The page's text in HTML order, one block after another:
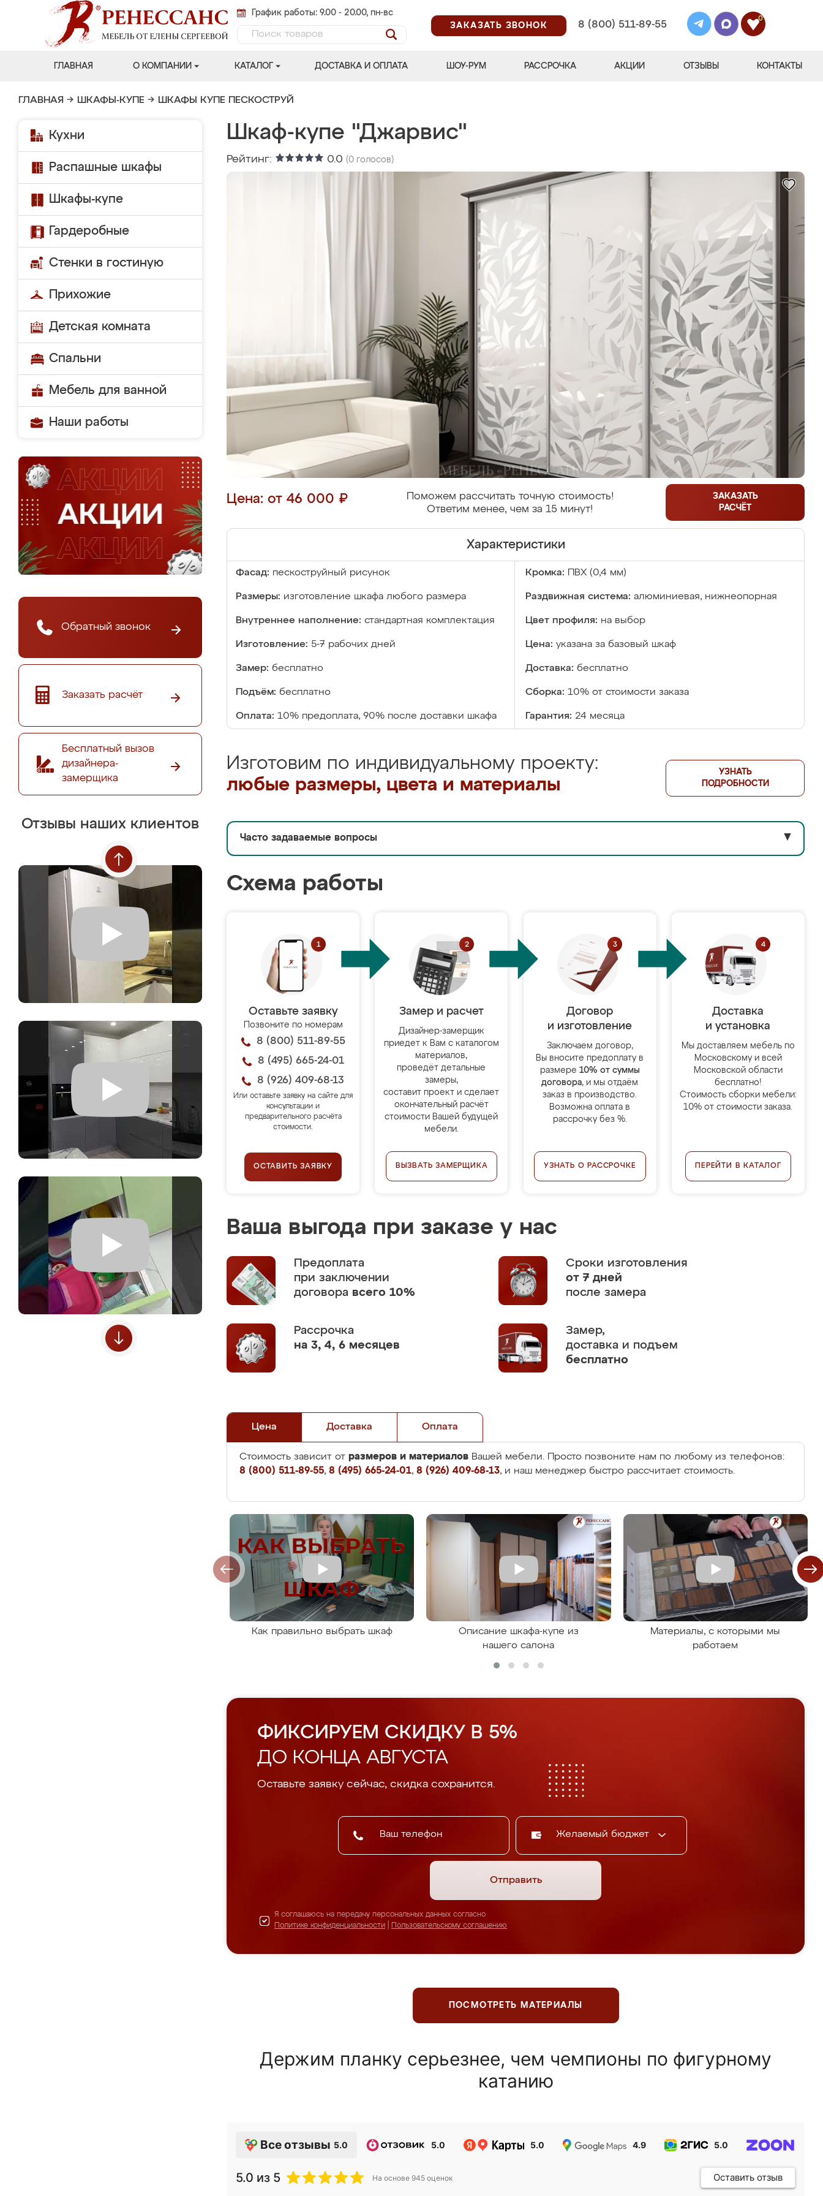
График работы: 9.00 - 20.00, пн-вс
ЗАКАЗАТЬ ЗВОНОК
8 (800) 511-89-55
0
ГЛАВНАЯ О КОМПАНИИ КАТАЛОГ ДОСТАВКА И ОПЛАТА ШОУ-РУМ РАССРОЧКА АКЦИИ ОТЗЫВЫ КОНТАКТЫ
ГЛАВНАЯ → ШКАФЫ-КУПЕ → ШКАФЫ КУПЕ ПЕСКОСТРУЙ
Кухни
Распашные шкафы
Шкафы-купе
Гардеробные
Стенки в гостиную
Прихожие
Детская комната
Спальни
Мебель для ванной
Наши работы
Обратный звонок
Заказать расчёт
Бесплатный вызов
дизайнера-
замерщика
Отзывы наших клиентов
Шкаф-купе "Джарвис"
Рейтинг: 0.0 (0 голосов)
Цена: от 46 000 ₽
Поможем рассчитать точную стоимость!
Ответим менее, чем за 15 минут!
ЗАКАЗАТЬ
РАСЧЁТ
Характеристики
Фасад: пескоструйный рисунок Кромка: ПВХ (0,4 мм)
Размеры: изготовление шкафа любого размера Раздвижная система: алюминиевая, нижнеопорная
Внутреннее наполнение: стандартная комплектация Цвет профиля: на выбор
Изготовление: 5-7 рабочих дней Цена: указана за базовый шкаф
Замер: бесплатно Доставка: бесплатно
Подъём: бесплатно Сборка: 10% от стоимости заказа
Оплата: 10% предоплата, 90% после доставки шкафа Гарантия: 24 месяца
Изготовим по индивидуальному проекту:
любые размеры, цвета и материалы
УЗНАТЬ
ПОДРОБНОСТИ
Часто задаваемые вопросы ▼
Схема работы
Оставьте заявку
Позвоните по номерам
8 (800) 511-89-55
8 (495) 665-24-01
8 (926) 409-68-13
Или оставьте заявку на сайте для
консультации и
предварительного расчёта
стоимости.
ОСТАВИТЬ ЗАЯВКУ
Замер и расчет
Дизайнер-замерщик
приедет к Вам с каталогом
материалов,
проведёт детальные
замеры,
составит проект и сделает
окончательный расчёт
стоимости Вашей будущей
мебели.
ВЫЗВАТЬ ЗАМЕРЩИКА
Договор
и изготовление
Заключаем договор,
Вы вносите предоплату в
размере 10% от суммы
договора, и мы отдаём
заказ в производство.
Возможна оплата в
рассрочку без %.
УЗНАТЬ О РАССРОЧКЕ
Доставка
и установка
Мы доставляем мебель по
Московскому и всей
Московской области
бесплатно!
Стоимость сборки мебели:
10% от стоимости заказа.
ПЕРЕЙТИ В КАТАЛОГ
Ваша выгода при заказе у нас
Предоплата
при заключении
договора всего 10%
Сроки изготовления
от 7 дней
после замера
Рассрочка
на 3, 4, 6 месяцев
Замер,
доставка и подъем
бесплатно
Цена Доставка Оплата
Стоимость зависит от размеров и материалов Вашей мебели. Просто позвоните нам по любому из телефонов:
8 (800) 511-89-55, 8 (495) 665-24-01, 8 (926) 409-68-13, и наш менеджер быстро рассчитает стоимость.
Как правильно выбрать шкаф
Описание шкафа-купе из
нашего салона
Материалы, с которыми мы
работаем
ФИКСИРУЕМ СКИДКУ В 5%
ДО КОНЦА АВГУСТА
Оставьте заявку сейчас, скидка сохранится.
Желаемый бюджет
Отправить
Я соглашаюсь на передачу персональных данных согласно
Политике конфиденциальности
Пользовательскому соглашению
ПОСМОТРЕТЬ МАТЕРИАЛЫ
Держим планку серьезнее, чем чемпионы по фигурному
катанию
Все отзывы 5.0 5.0 5.0 4.9 5.0
5.0 из 5 На основе 945 оценок Оставить отзыв